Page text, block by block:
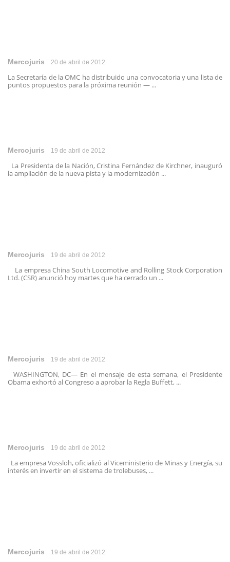
Mercojuris 20 de abril de 2012
La Secretaría de la OMC ha distribuido una convocatoria y una lista de
puntos propuestos para la próxima reunión — ...
Mercojuris 19 de abril de 2012
La Presidenta de la Nación, Cristina Fernández de Kirchner, inauguró
la ampliación de la nueva pista y la modernización ...
Mercojuris 19 de abril de 2012
La empresa China South Locomotive and Rolling Stock Corporation
Ltd. (CSR) anunció hoy martes que ha cerrado un ...
Mercojuris 19 de abril de 2012
WASHINGTON, DC— En el mensaje de esta semana, el Presidente
Obama exhortó al Congreso a aprobar la Regla Buffett, ...
Mercojuris 19 de abril de 2012
La empresa Vossloh, oficializó al Viceministerio de Minas y Energía, su
interés en invertir en el sistema de trolebuses, ...
Mercojuris 19 de abril de 2012